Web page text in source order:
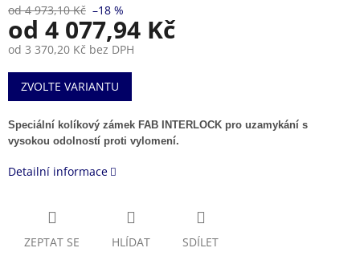
od 4 973,10 Kč –18 %
od 4 077,94 Kč
od 3 370,20 Kč bez DPH
Měrná
cena:
ZVOLTE VARIANTU
Speciální kolíkový zámek FAB INTERLOCK pro uzamykání s
vysokou odolností proti vylomení.
Detailní informace
ZEPTAT SE HLÍDAT SDÍLET